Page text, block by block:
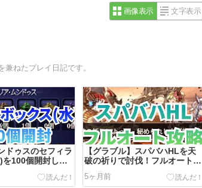
画像表示 文字表示
ねたプレイ日記です。
ドゥスのセフィラ
を100個開封して
【グラブル】スパバハHLを天
破の祈りで討伐！フルオート編
5ヶ月前